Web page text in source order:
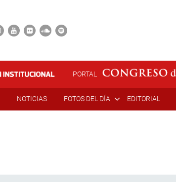
PORTAL
NOTICIAS FOTOS DEL DÍA EDITORIAL